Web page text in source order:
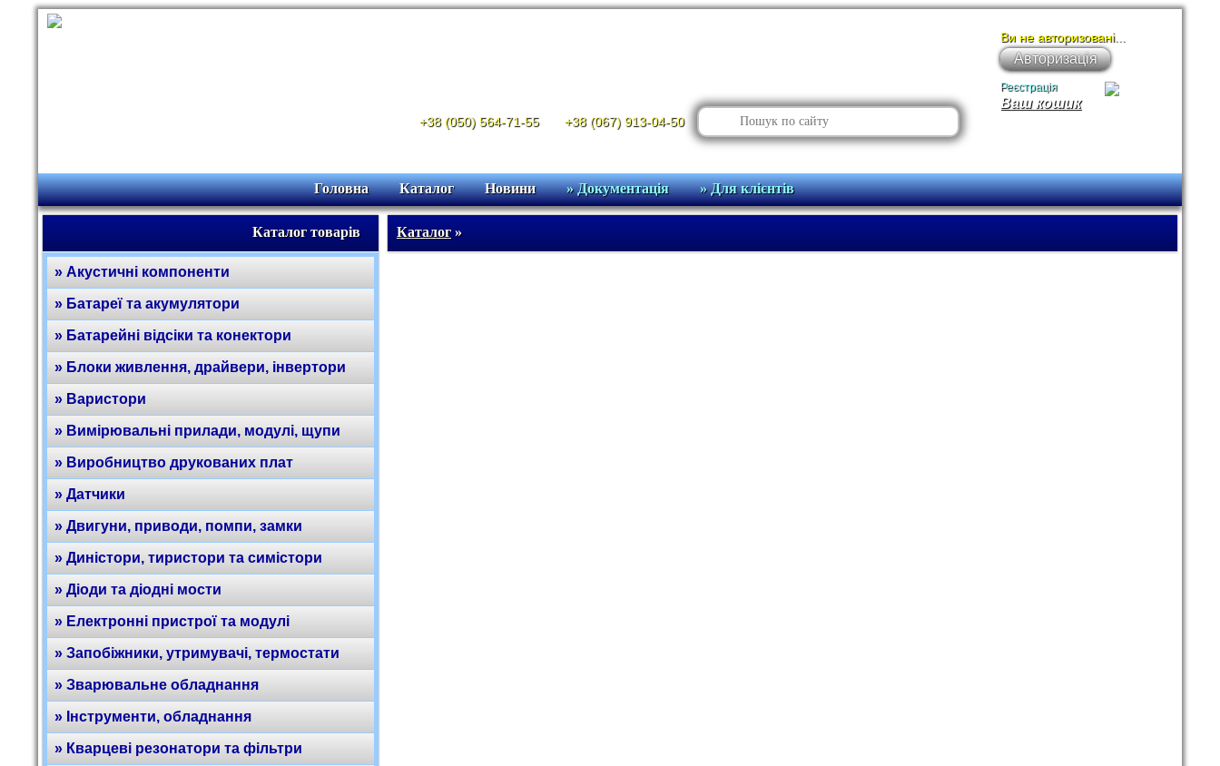
+38 (050) 564-71-55 +38 (067) 913-04-50
Ваш кошик
Ви не авторизовані...
Авторизація
Реєстрація
Головна Каталог Новини » Документація » Для клієнтів
Каталог товарів
» Акустичні компоненти
» Батареї та акумулятори
» Батарейні відсіки та конектори
» Блоки живлення, драйвери, інвертори
» Варистори
» Вимірювальні прилади, модулі, щупи
» Виробництво друкованих плат
» Датчики
» Двигуни, приводи, помпи, замки
» Диністори, тиристори та симістори
» Діоди та діодні мости
» Електронні пристрої та модулі
» Запобіжники, утримувачі, термостати
» Зварювальне обладнання
» Інструменти, обладнання
» Кварцеві резонатори та фільтри
Каталог»